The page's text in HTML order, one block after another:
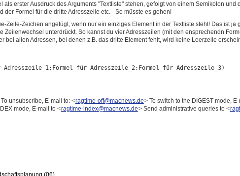
als erster Ausdruck des Arguments "Textliste" stehen, gefolgt von einem Semikolon und
der Formel für die dritte Adresszeile etc. - So müsste es gehen!
Zeile-Zeichen angefügt, wenn nur ein einziges Element in der Textliste steht! Das ist ja
Zeilenwechsel unterdrückt. So kannst du vier Adresszeilen (mit den ensprechendn
bei allen Adressen, bei denen z.B. das dritte Element fehlt, wird keine Leerzeile
Adresszeile_1;Formel_für Adresszeile_2;Formel_für Adresszeile_3)
To unsubscribe, E-mail to: <ragtime-off@macnews.de> To switch to the DIGEST mode,
mode, E-mail to <ragtime-index@macnews.de> Send administrative queries to <
(06)